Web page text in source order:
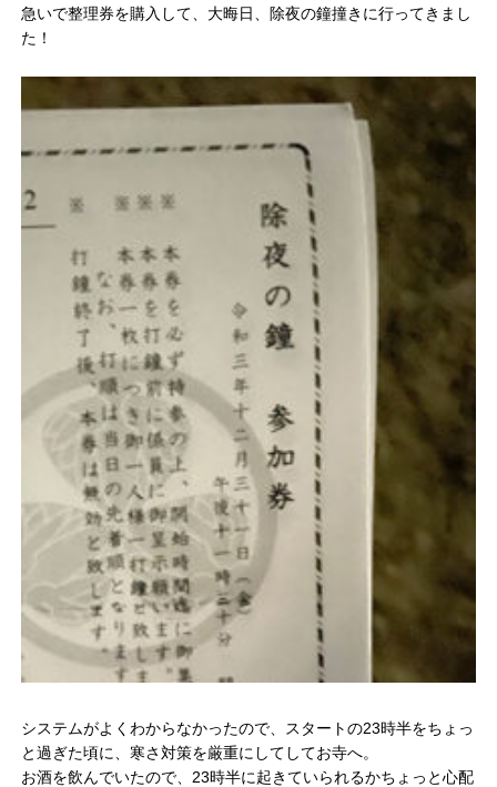
急いで整理券を購入して、大晦日、除夜の鐘撞きに行ってきまし
た！
システムがよくわからなかったので、スタートの23時半をちょっ
と過ぎた頃に、寒さ対策を厳重にしてしてお寺へ。
お酒を飲んでいたので、23時半に起きていられるかちょっと心配